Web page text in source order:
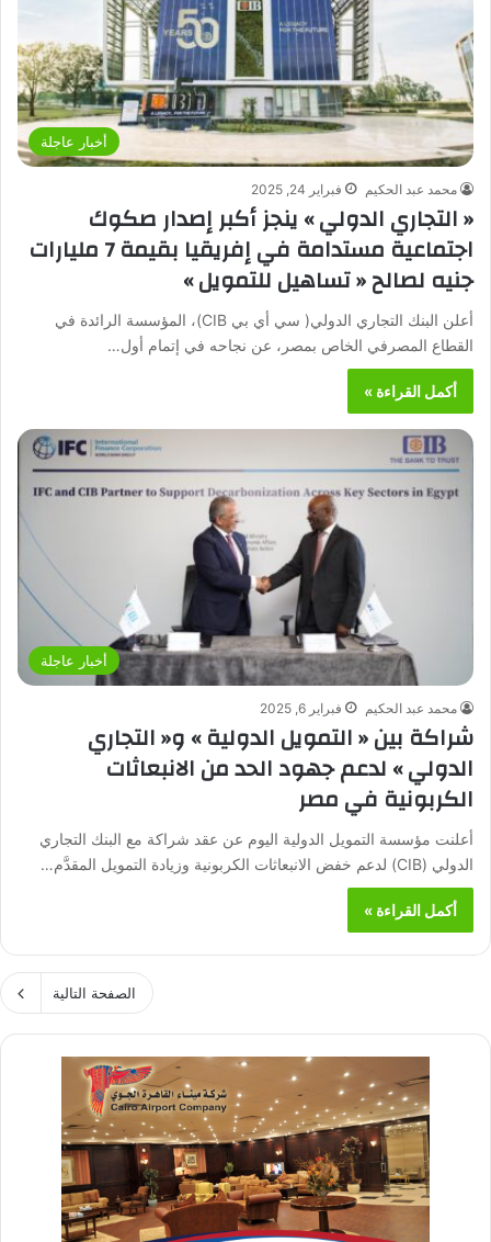
أخبار عاجلة
محمد عبد الحكيم فبراير 24, 2025
« التجاري الدولي » ينجز أكبر إصدار صكوك
اجتماعية مستدامة في إفريقيا بقيمة 7 مليارات
جنيه لصالح « تساهيل للتمويل »
أعلن البنك التجاري الدولي( سي أي بي CIB)، المؤسسة الرائدة في
القطاع المصرفي الخاص بمصر، عن نجاحه في إتمام أول…
أكمل القراءة »
أخبار عاجلة
محمد عبد الحكيم فبراير 6, 2025
شراكة بين « التمويل الدولية » و« التجاري
الدولي » لدعم جهود الحد من الانبعاثات
الكربونية في مصر
أعلنت مؤسسة التمويل الدولية اليوم عن عقد شراكة مع البنك التجاري
الدولي (CIB) لدعم خفض الانبعاثات الكربونية وزيادة التمويل المقدَّم…
أكمل القراءة »
الصفحة التالية